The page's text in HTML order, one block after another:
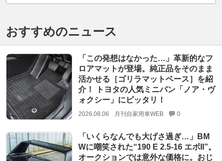
おすすめのニュース
「この発想はなかった…」革新的なフ
ロアマットが登場。純正品をそのまま
活かせる［ゴリラマットベース］を紹
介！ トヨタの人気ミニバン「ノア・ヴ
ォクシー」にピッタリ！
2026.08.06 月刊自家用車WEB 0
「いくらなんでも大げさ過ぎ…」BM
Wに嘲笑された“190 E 2.5-16 エボII”。
オークションでは意外な価格に。おじ